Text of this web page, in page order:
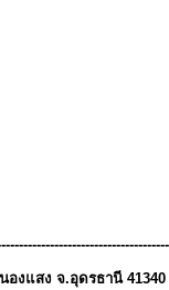
องแสง จ.อุดรธานี 41340